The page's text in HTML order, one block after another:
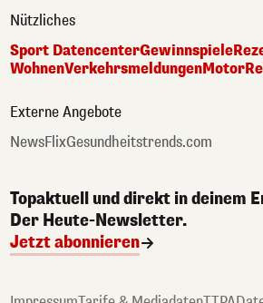
Nützliches
Sport DatencenterGewinnspiele
WohnenVerkehrsmeldungenMotor
Externe Angebote
NewsFlixGesundheitstrends.com
Topaktuell und direkt in deinem
Der Heute-Newsletter.
Jetzt abonnieren